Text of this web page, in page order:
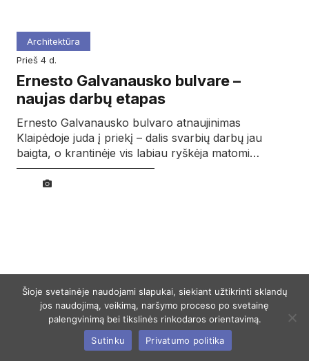
Architektūra
prieš 4 d.
Ernesto Galvanausko bulvare –
naujas darbų etapas
Ernesto Galvanausko bulvaro atnaujinimas
Klaipėdoje juda į priekį – dalis svarbių darbų jau
baigta, o krantinėje vis labiau ryškėja matomi…
Šioje svetainėje naudojami slapukai, siekiant užtikrinti sklandų
jos naudojimą, veikimą, naršymo proceso po svetainę
palengvinimą bei tikslinės rinkodaros orientavimą.
Sutinku
Privatumo politika